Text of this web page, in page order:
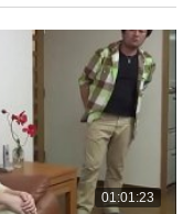
01:01:23